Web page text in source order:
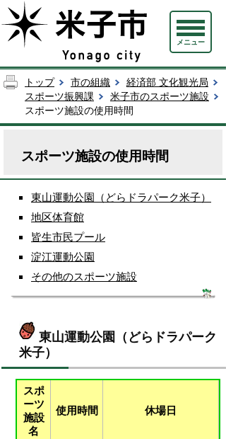
メニュー
トップ 市の組織
経済部 文化観光局
スポーツ振興課
米子市のスポーツ施設
スポーツ施設の使用時間
スポーツ施設の使用時間
東山運動公園（どらドラパーク米子）
地区体育館
皆生市民プール
淀江運動公園
その他のスポーツ施設
東山運動公園（どらドラパーク
米子）
スポ
ーツ
施設
名
使用時間 休場日